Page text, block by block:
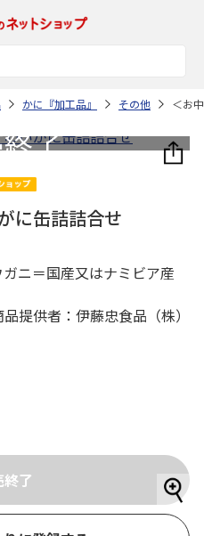
かに『加工品』 その他 ＜お
に缶詰詰合せ
ニ＝国産又はナミビア産
供者：伊藤忠食品（株）